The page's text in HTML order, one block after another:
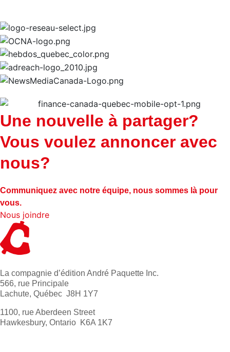
Une nouvelle à partager?
Vous voulez annoncer avec
nous?
Communiquez avec notre équipe, nous sommes là pour
vous.
Nous joindre
La compagnie d’édition André Paquette Inc.
566, rue Principale
Lachute, Québec J8H 1Y7
1100, rue Aberdeen Street
Hawkesbury, Ontario K6A 1K7